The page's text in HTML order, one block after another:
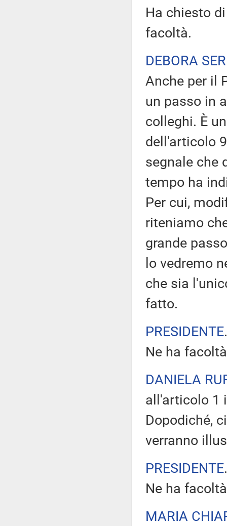
Ha chiesto
facoltà.
DEBORA
Anche per il
un passo in
colleghi. È
dell'articolo
segnale che
tempo ha
Per cui,
riteniamo
grande
lo vedremo
che sia
fatto.
PRESIDENTE
Ne ha
DANIELA
all'articolo 1
Dopodiché,
verranno
PRESIDENTE
Ne ha
MARIA